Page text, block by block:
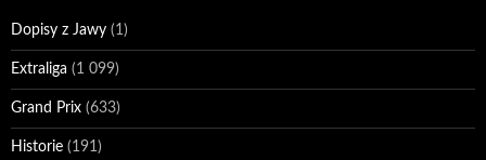
Dopisy z Jawy (1)
Extraliga (1 099)
Grand Prix (633)
Historie (191)